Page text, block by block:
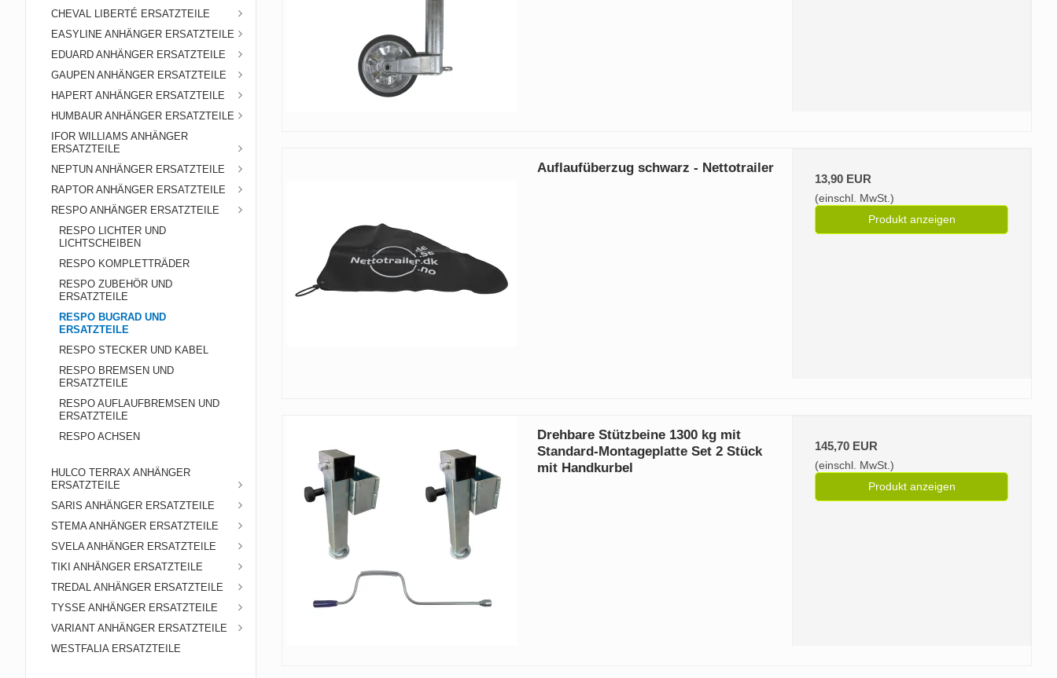
CHEVAL LIBERTÉ ERSATZTEILE
EASYLINE ANHÄNGER ERSATZTEILE
EDUARD ANHÄNGER ERSATZTEILE
GAUPEN ANHÄNGER ERSATZTEILE
HAPERT ANHÄNGER ERSATZTEILE
HUMBAUR ANHÄNGER ERSATZTEILE
IFOR WILLIAMS ANHÄNGER
ERSATZTEILE
NEPTUN ANHÄNGER ERSATZTEILE
RAPTOR ANHÄNGER ERSATZTEILE
RESPO ANHÄNGER ERSATZTEILE
RESPO LICHTER UND
LICHTSCHEIBEN
RESPO KOMPLETTRÄDER
RESPO ZUBEHÖR UND
ERSATZTEILE
RESPO BUGRAD UND
ERSATZTEILE
RESPO STECKER UND KABEL
RESPO BREMSEN UND
ERSATZTEILE
RESPO AUFLAUFBREMSEN UND
ERSATZTEILE
RESPO ACHSEN
HULCO TERRAX ANHÄNGER
ERSATZTEILE
SARIS ANHÄNGER ERSATZTEILE
STEMA ANHÄNGER ERSATZTEILE
SVELA ANHÄNGER ERSATZTEILE
TIKI ANHÄNGER ERSATZTEILE
TREDAL ANHÄNGER ERSATZTEILE
TYSSE ANHÄNGER ERSATZTEILE
VARIANT ANHÄNGER ERSATZTEILE
WESTFALIA ERSATZTEILE
Auflaufüberzug schwarz - Nettotrailer
13,90 EUR
(einschl. MwSt.)
Produkt anzeigen
Drehbare Stützbeine 1300 kg mit
Standard-Montageplatte Set 2 Stück
mit Handkurbel
145,70 EUR
(einschl. MwSt.)
Produkt anzeigen